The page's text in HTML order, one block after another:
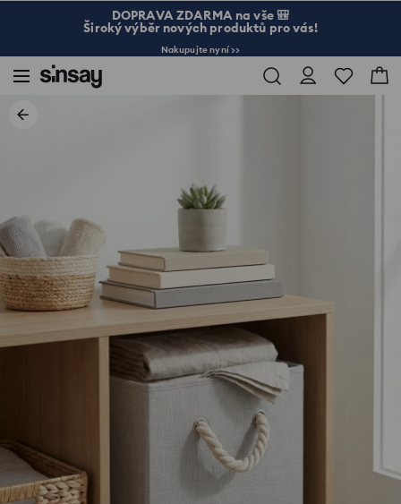
DOPRAVA ZDARMA na vše 🎒
Široký výběr nových produktů pro vás!
Nakupujte nyní >>